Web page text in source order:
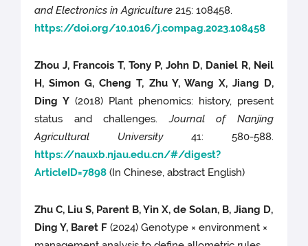
and Electronics in Agriculture 215: 108458.
https://doi.org/10.1016/j.compag.2023.108458
Zhou J, Francois T, Tony P, John D, Daniel R, Neil
H, Simon G, Cheng T, Zhu Y, Wang X, Jiang D,
Ding Y (2018) Plant phenomics: history, present
status and challenges.Journal of Nanjing
Agricultural University41: 580-588.
https://nauxb.njau.edu.cn/#/digest?
ArticleID=7898 (In Chinese, abstract English)
Zhu C, Liu S, Parent B, Yin X, de Solan, B, Jiang D,
Ding Y, Baret F (2024) Genotype × environment ×